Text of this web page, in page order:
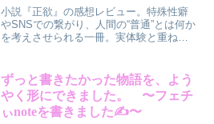
い人も読んだ方がいい本の紹介〜
小説『正欲』の感想レビュー。特殊性癖
やSNSでの繋がり、人間の“普通”とは何か
を考えさせられる一冊。実体験と重ねな
ずっと書きたかった物語を、よう
やく形にできました。 〜フェチ
ぃnoteを書きました✍️〜